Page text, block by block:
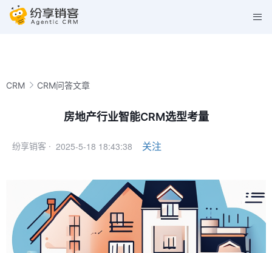
CRM CRM问答文章
房地产行业智能CRM选型考量
纷享销客 · 2025-5-18 18:43:38 关注